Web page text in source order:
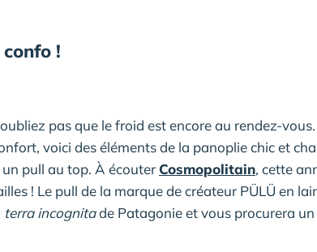
!
pas que le froid est encore au rendez-
voici des éléments de la panoplie chic et
pull au top. À écouter Cosmopolitain, cette
! Le pull de la marque de créateur PÜLÜ en
terra incognitade Patagonie et vous procurera